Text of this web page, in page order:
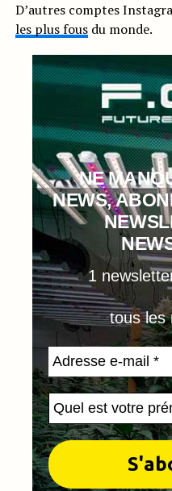
D’autres comptes
les plus fousdu monde.
NE
NEWS,
1
tous les